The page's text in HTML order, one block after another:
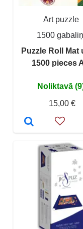
Art puzzle
1500
Puzzle Roll Mat
1500 pieces
Noliktavā
15,00 €